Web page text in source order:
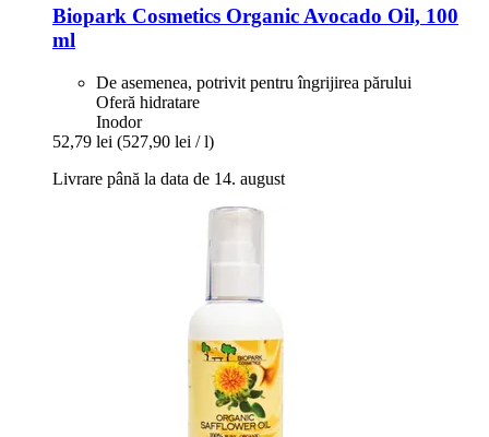
Biopark Cosmetics Organic Avocado Oil, 100
ml
De asemenea, potrivit pentru îngrijirea părului
Oferă hidratare
Inodor
52,79 lei (527,90 lei / l)
Livrare până la data de 14. august